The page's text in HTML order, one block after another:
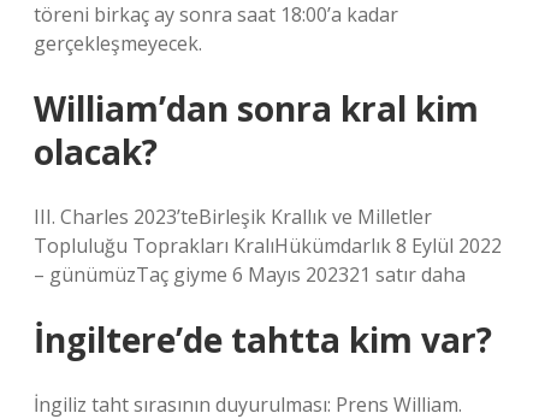
töreni birkaç ay sonra saat 18:00’a kadar
gerçekleşmeyecek.
William’dan sonra kral kim
olacak?
III. Charles 2023’teBirleşik Krallık ve Milletler
Topluluğu Toprakları KralıHükümdarlık 8 Eylül 2022
– günümüzTaç giyme 6 Mayıs 202321 satır daha
İngiltere’de tahtta kim var?
İngiliz taht sırasının duyurulması: Prens William.